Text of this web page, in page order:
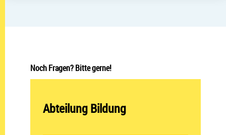
Noch Fragen? Bitte gerne!
Abteilung öffnen:
Abteilung Bildung